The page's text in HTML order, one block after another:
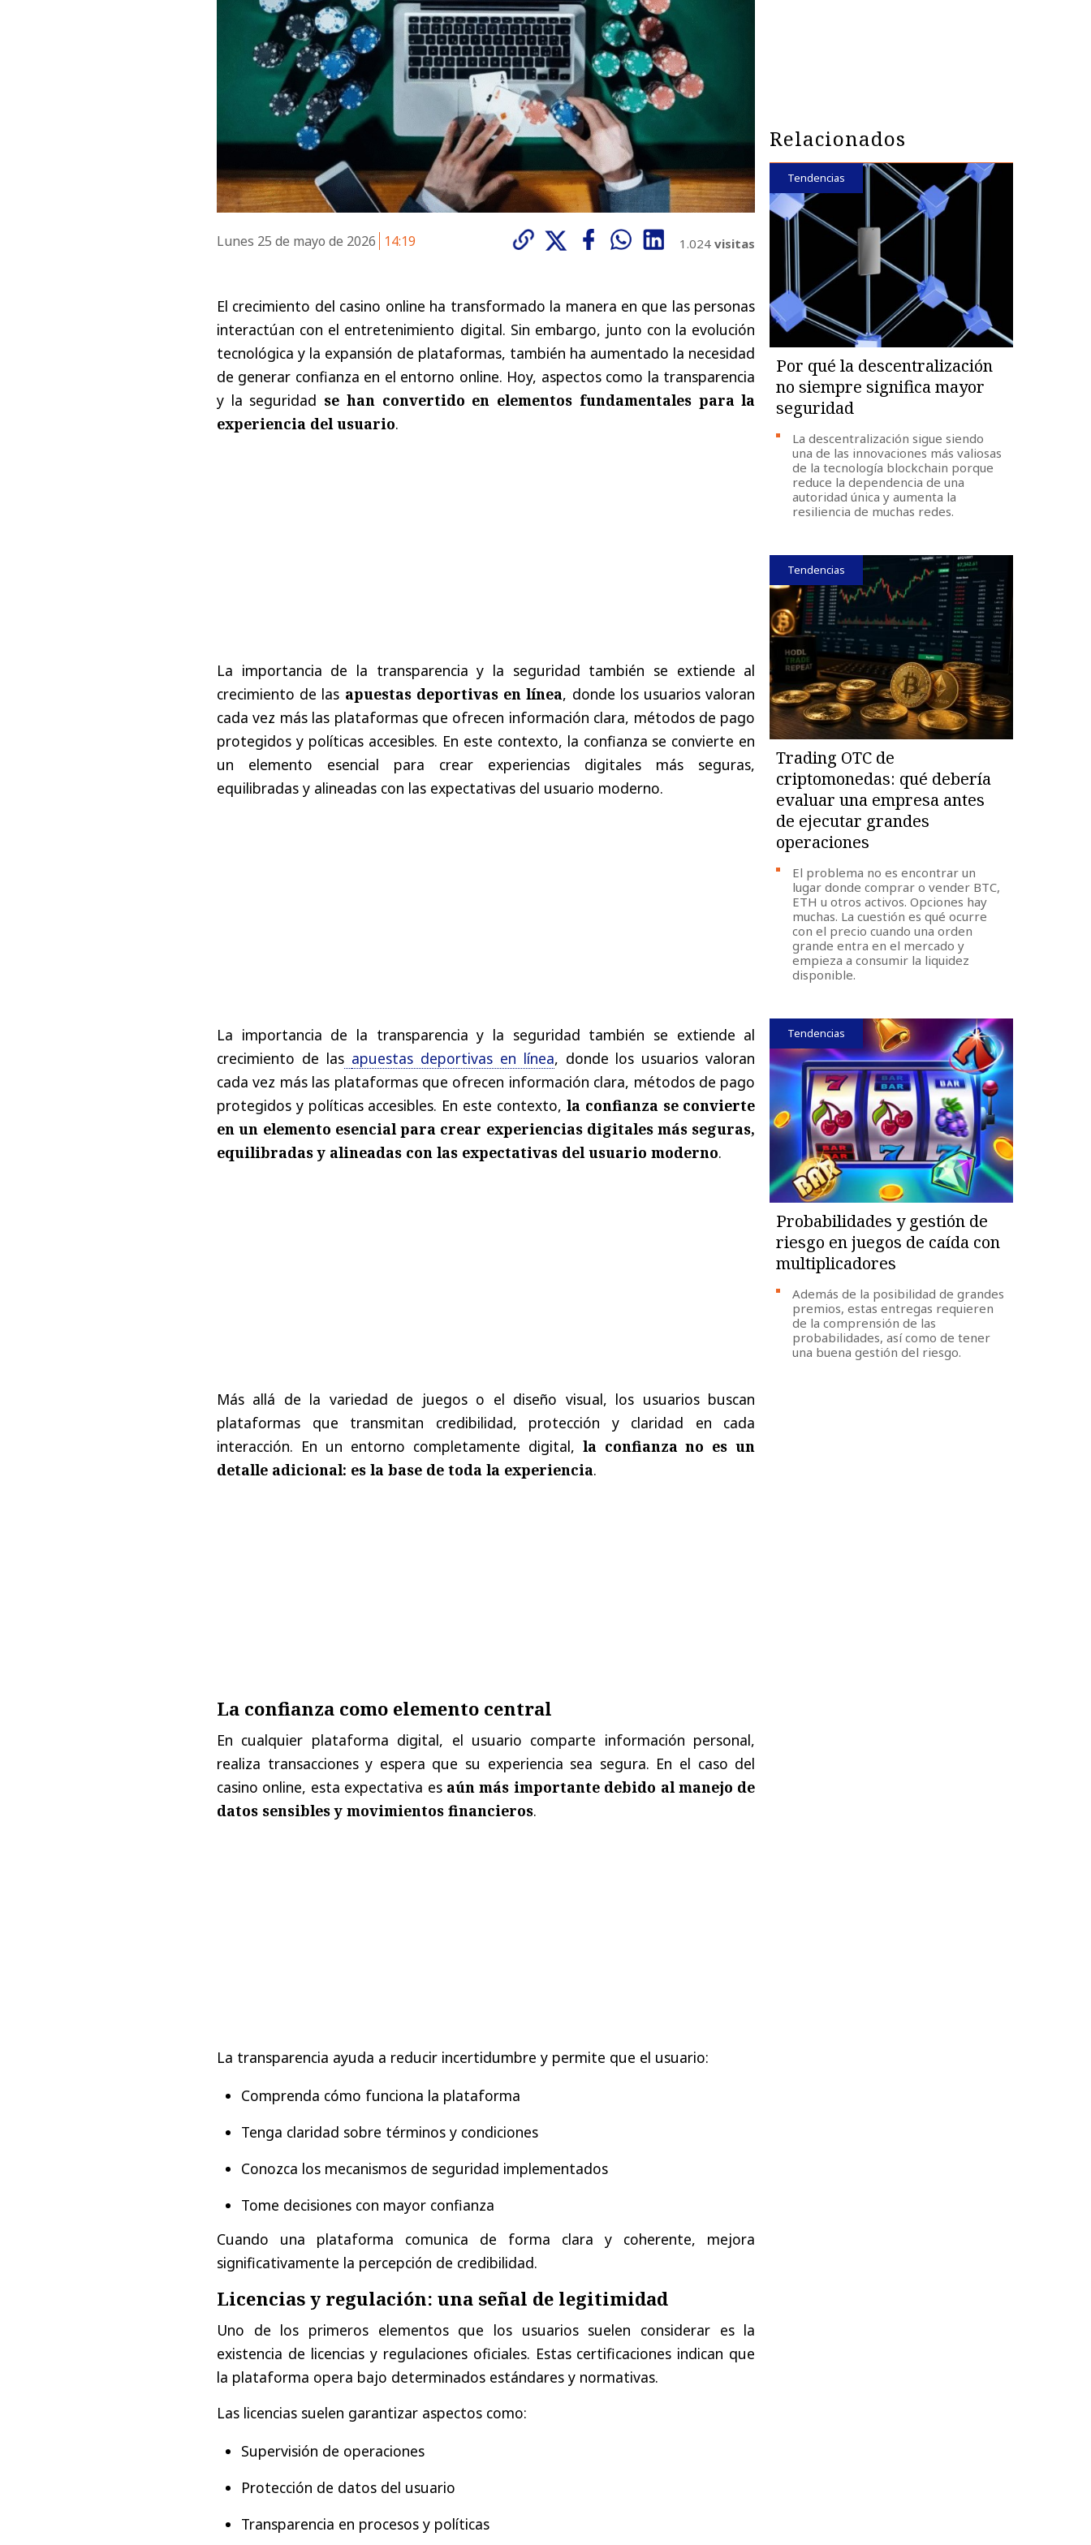
Lunes 25 de mayo de 2026 14:19 1.024 visitas
El crecimiento del casino online ha transformado la manera en que las personas
interactúan con el entretenimiento digital. Sin embargo, junto con la evolución
tecnológica y la expansión de plataformas, también ha aumentado la necesidad
de generar confianza en el entorno online. Hoy, aspectos como la transparencia
y la seguridad se han convertido en elementos fundamentales para la
experiencia del usuario.
La importancia de la transparencia y la seguridad también se extiende al
crecimiento de las apuestas deportivas en línea, donde los usuarios valoran
cada vez más las plataformas que ofrecen información clara, métodos de pago
protegidos y políticas accesibles. En este contexto, la confianza se convierte en
un elemento esencial para crear experiencias digitales más seguras,
equilibradas y alineadas con las expectativas del usuario moderno.
La importancia de la transparencia y la seguridad también se extiende al
crecimiento de las apuestas deportivas en línea, donde los usuarios valoran
cada vez más las plataformas que ofrecen información clara, métodos de pago
protegidos y políticas accesibles. En este contexto, la confianza se convierte
en un elemento esencial para crear experiencias digitales más seguras,
equilibradas y alineadas con las expectativas del usuario moderno.
Más allá de la variedad de juegos o el diseño visual, los usuarios buscan
plataformas que transmitan credibilidad, protección y claridad en cada
interacción. En un entorno completamente digital, la confianza no es un
detalle adicional: es la base de toda la experiencia.
La confianza como elemento central
En cualquier plataforma digital, el usuario comparte información personal,
realiza transacciones y espera que su experiencia sea segura. En el caso del
casino online, esta expectativa es aún más importante debido al manejo de
datos sensibles y movimientos financieros.
La transparencia ayuda a reducir incertidumbre y permite que el usuario:
Comprenda cómo funciona la plataforma
Tenga claridad sobre términos y condiciones
Conozca los mecanismos de seguridad implementados
Tome decisiones con mayor confianza
Cuando una plataforma comunica de forma clara y coherente, mejora
significativamente la percepción de credibilidad.
Licencias y regulación: una señal de legitimidad
Uno de los primeros elementos que los usuarios suelen considerar es la
existencia de licencias y regulaciones oficiales. Estas certificaciones indican que
la plataforma opera bajo determinados estándares y normativas.
Las licencias suelen garantizar aspectos como:
Supervisión de operaciones
Protección de datos del usuario
Transparencia en procesos y políticas
Relacionados
Tendencias
Por qué la descentralización
no siempre significa mayor
seguridad
La descentralización sigue siendo
una de las innovaciones más valiosas
de la tecnología blockchain porque
reduce la dependencia de una
autoridad única y aumenta la
resiliencia de muchas redes.
Tendencias
Trading OTC de
criptomonedas: qué debería
evaluar una empresa antes
de ejecutar grandes
operaciones
El problema no es encontrar un
lugar donde comprar o vender BTC,
ETH u otros activos. Opciones hay
muchas. La cuestión es qué ocurre
con el precio cuando una orden
grande entra en el mercado y
empieza a consumir la liquidez
disponible.
Tendencias
Probabilidades y gestión de
riesgo en juegos de caída con
multiplicadores
Además de la posibilidad de grandes
premios, estas entregas requieren
de la comprensión de las
probabilidades, así como de tener
una buena gestión del riesgo.